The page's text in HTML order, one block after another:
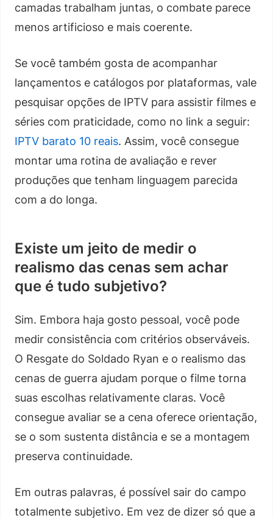
camadas trabalham juntas, o combate parece
menos artificioso e mais coerente.
Se você também gosta de acompanhar
lançamentos e catálogos por plataformas, vale
pesquisar opções de IPTV para assistir filmes e
séries com praticidade, como no link a seguir:
IPTV barato 10 reais. Assim, você consegue
montar uma rotina de avaliação e rever
produções que tenham linguagem parecida
com a do longa.
Existe um jeito de medir o
realismo das cenas sem achar
que é tudo subjetivo?
Sim. Embora haja gosto pessoal, você pode
medir consistência com critérios observáveis.
O Resgate do Soldado Ryan e o realismo das
cenas de guerra ajudam porque o filme torna
suas escolhas relativamente claras. Você
consegue avaliar se a cena oferece orientação,
se o som sustenta distância e se a montagem
preserva continuidade.
Em outras palavras, é possível sair do campo
totalmente subjetivo. Em vez de dizer só que a